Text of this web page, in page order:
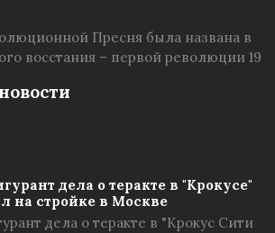
Пресня была названа в
восстания – первой революции 19
дела о теракте в "Крокусе"
на стройке в Москве
дела о теракте в "Крокус Сити